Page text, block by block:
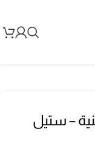
وات مع 2 كوب و صينية – ستيل